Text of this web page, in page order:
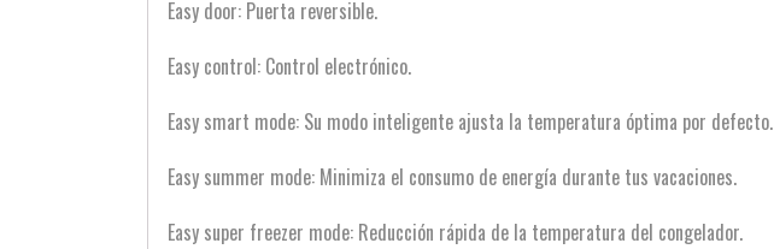
Easy door: Puerta reversible.
Easy control: Control electrónico.
Easy smart mode: Su modo inteligente ajusta la temperatura óptima por defecto.
Easy summer mode: Minimiza el consumo de energía durante tus vacaciones.
Easy super freezer mode: Reducción rápida de la temperatura del congelador.